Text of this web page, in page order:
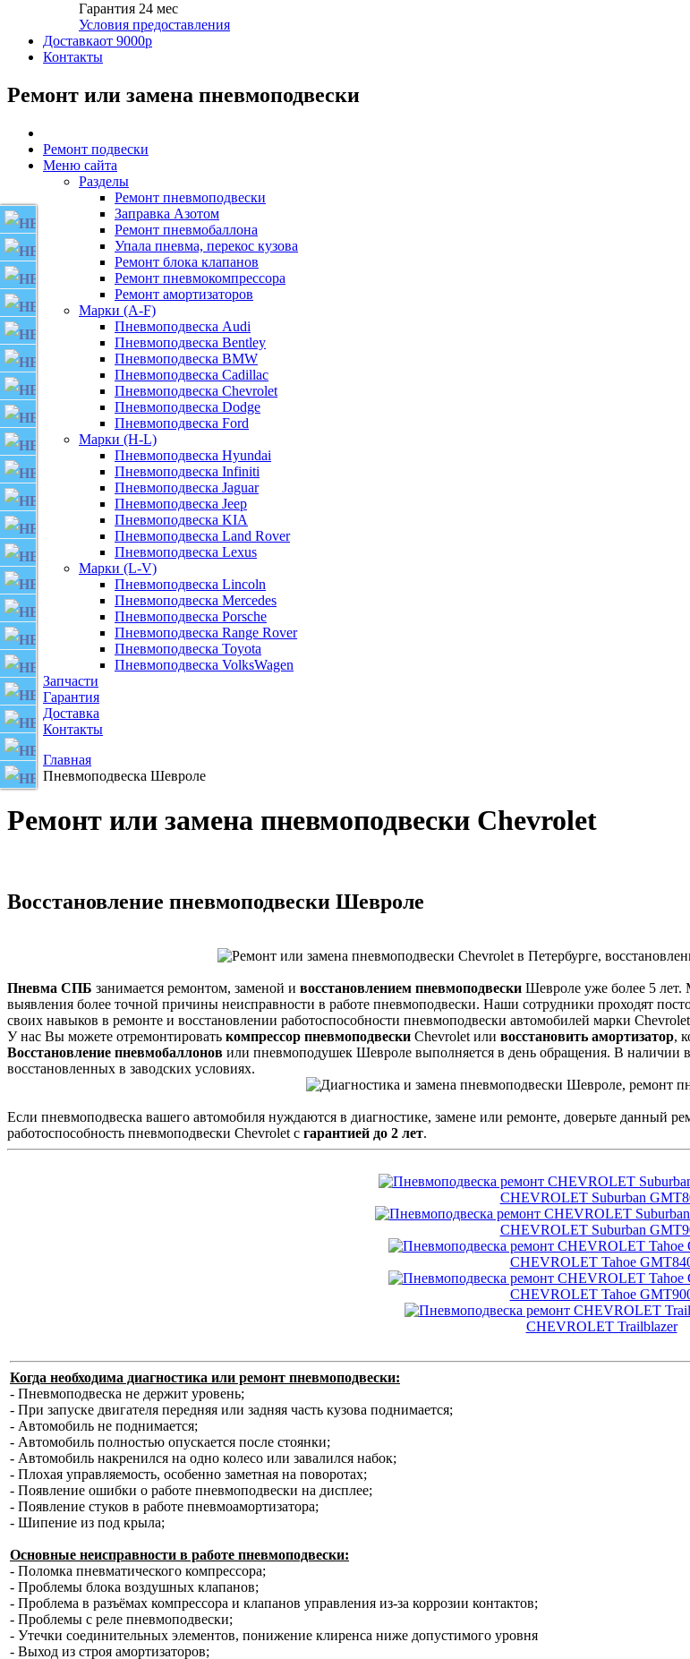
Гарантия 24 мес
Условия предоставления
Доставкаот 9000р
Контакты
Ремонт или замена пневмоподвески
Ремонт подвески
Меню сайта
Разделы
Ремонт пневмоподвески
Заправка Азотом
Ремонт пневмобаллона
Упала пневма, перекос кузова
Ремонт блока клапанов
Ремонт пневмокомпрессора
Ремонт амортизаторов
Марки (A-F)
Пневмоподвеска Audi
Пневмоподвеска Bentley
Пневмоподвеска BMW
Пневмоподвеска Cadillac
Пневмоподвеска Chevrolet
Пневмоподвеска Dodge
Пневмоподвеска Ford
Марки (H-L)
Пневмоподвеска Hyundai
Пневмоподвеска Infiniti
Пневмоподвеска Jaguar
Пневмоподвеска Jeep
Пневмоподвеска KIA
Пневмоподвеска Land Rover
Пневмоподвеска Lexus
Марки (L-V)
Пневмоподвеска Lincoln
Пневмоподвеска Mercedes
Пневмоподвеска Porsche
Пневмоподвеска Range Rover
Пневмоподвеска Toyota
Пневмоподвеска VolksWagen
Запчасти
Гарантия
Доставка
Контакты
Главная
Пневмоподвеска Шевроле
Ремонт или замена пневмоподвески Chevrolet
Восстановление пневмоподвески Шевроле
Пневма СПБ занимается ремонтом, заменой и восстановлением пневмоподвески Шевроле уже более 5
выявления более точной причины неисправности в работе пневмоподвески. Наши сотрудники проходят
своих навыков в ремонте и восстановлении работоспособности пневмоподвески автомобилей марки
У нас Вы можете отремонтировать компрессор пневмоподвески Chevrolet или восстановить амортизатор,
Восстановление пневмобаллонов или пневмоподушек Шевроле выполняется в день обращения. В наличии
восстановленных в заводских условиях.
Если пневмоподвеска вашего автомобиля нуждаются в диагностике, замене или ремонте, доверьте данный
работоспособность пневмоподвески Chevrolet с гарантией до 2 лет.
CHEVROLET Suburban
CHEVROLET Suburban
CHEVROLET Tahoe
CHEVROLET Tahoe
CHEVROLET Trailblazer
Когда необходима диагностика или ремонт пневмоподвески:
- Пневмоподвеска не держит уровень;
- При запуске двигателя передняя или задняя часть кузова поднимается;
- Автомобиль не поднимается;
- Автомобиль полностью опускается после стоянки;
- Автомобиль накренился на одно колесо или завалился набок;
- Плохая управляемость, особенно заметная на поворотах;
- Появление ошибки о работе пневмоподвески на дисплее;
- Появление стуков в работе пневмоамортизатора;
- Шипение из под крыла;
Основные неисправности в работе пневмоподвески:
- Поломка пневматического компрессора;
- Проблемы блока воздушных клапанов;
- Проблема в разъёмах компрессора и клапанов управления из-за коррозии контактов;
- Проблемы с реле пневмоподвески;
- Утечки соединительных элементов, понижение клиренса ниже допустимого уровня
- Выход из строя амортизаторов;
BENTLEY
CADILLAC
CHEVROLET
HYUNDAI
INFINITI
JAGUAR
LAND ROVER
LEXUS
LINKOLN
LIXIANG
MERCEDES
PORSCHE
RANGE ROVER
VOLKSWAGEN